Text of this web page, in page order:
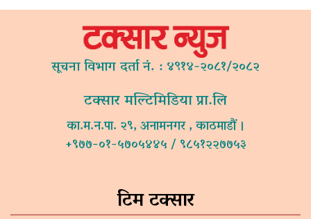
सूचना विभाग दर्ता नं. : ४९१४-२०८१/२०८२
टक्सार मल्टिमिडिया प्रा.लि
का.म.न.पा. २९, अनामनगर , काठमाडौं ।
+९७७-०१-५७०५४४५ / ९८५१२२७७५३
टिम टक्सार